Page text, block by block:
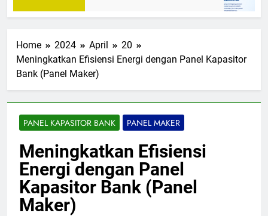
Home 2024 April
20
Meningkatkan Efisiensi Energi dengan Panel Kapasitor
Bank (Panel Maker)
PANEL KAPASITOR BANK PANEL MAKER
Meningkatkan Efisiensi
Energi dengan Panel
Kapasitor Bank (Panel
Maker)